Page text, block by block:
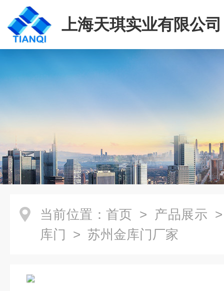
上海天琪实业有限公司
当前位置： 首页 > 产品展示
库门 > 苏州金库门厂家